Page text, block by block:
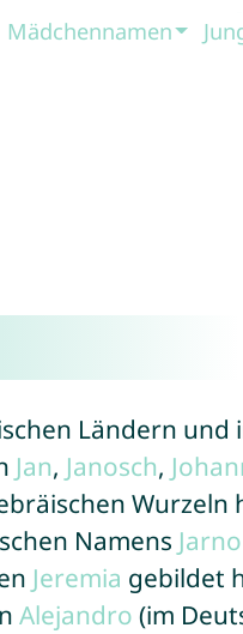
Mädchennamen
Ländern und
Jan, Janosch,
Wurzeln
Namens Jarno
Jeremia gebildet
Alejandro (im